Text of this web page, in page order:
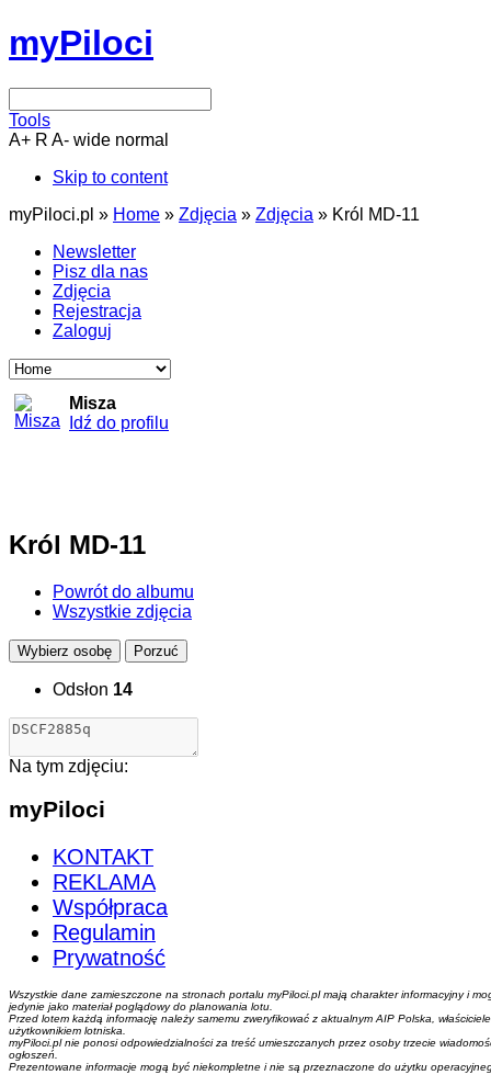
myPiloci
Tools
A+ R A- wide normal
Skip to content
myPiloci.pl » Home » Zdjęcia » Zdjęcia » Król MD-11
Newsletter
Pisz dla nas
Zdjęcia
Rejestracja
Zaloguj
Misza
Idź do profilu
Król MD-11
Powrót do albumu
Wszystkie zdjęcia
Wybierz osobę Porzuć
Odsłon 14
Na tym zdjęciu:
myPiloci
KONTAKT
REKLAMA
Współpraca
Regulamin
Prywatność
Wszystkie dane zamieszczone na stronach portalu myPiloci.pl mają charakter informacyjny i
jedynie jako materiał poglądowy do planowania lotu.
Przed lotem każdą informację należy samemu zweryfikować z aktualnym AIP Polska,
użytkownikiem lotniska.
myPiloci.pl nie ponosi odpowiedzialności za treść umieszczanych przez osoby trzecie
ogłoszeń.
Prezentowane informacje mogą być niekompletne i nie są przeznaczone do użytku